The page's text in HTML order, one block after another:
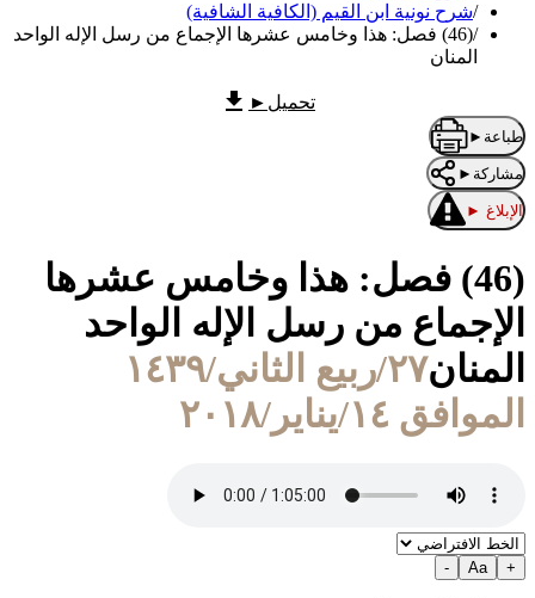
/شرح نونية ابن القيم (الكافية الشافية)
/
(46) فصل: هذا وخامس عشرها الإجماع من رسل الإله الواحد
المنان
تحميل ►
طباعة ►
مشاركة ►
الإبلاغ ►
(46) فصل: هذا وخامس عشرها
الإجماع من رسل الإله الواحد
المنان
٢٧/ربيع الثاني/١٤٣٩
الموافق ١٤/يناير/٢٠١٨
+
Aa
-